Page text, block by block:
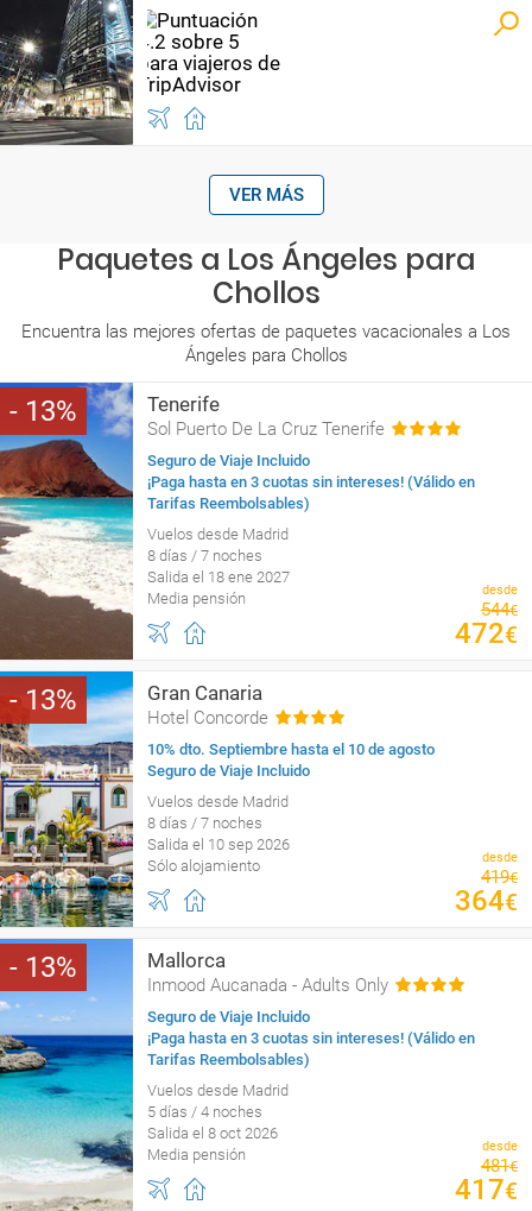
VER MÁS
Paquetes a Los Ángeles para
Chollos
Encuentra las mejores ofertas de paquetes vacacionales a Los
Ángeles para Chollos
13 Tenerife
Sol Puerto De La Cruz Tenerife
Seguro de Viaje Incluido
¡Paga hasta en 3 cuotas sin intereses! (Válido en
Tarifas Reembolsables)
Vuelos desde Madrid
8 días / 7 noches
Salida el 18 ene 2027
Media pensión
desde
544€
472€
13 Gran Canaria
Hotel Concorde
10% dto. Septiembre hasta el 10 de agosto
Seguro de Viaje Incluido
Vuelos desde Madrid
8 días / 7 noches
Salida el 10 sep 2026
Sólo alojamiento
desde
419€
364€
13 Mallorca
Inmood Aucanada - Adults Only
Seguro de Viaje Incluido
¡Paga hasta en 3 cuotas sin intereses! (Válido en
Tarifas Reembolsables)
Vuelos desde Madrid
5 días / 4 noches
Salida el 8 oct 2026
Media pensión
desde
481€
417€